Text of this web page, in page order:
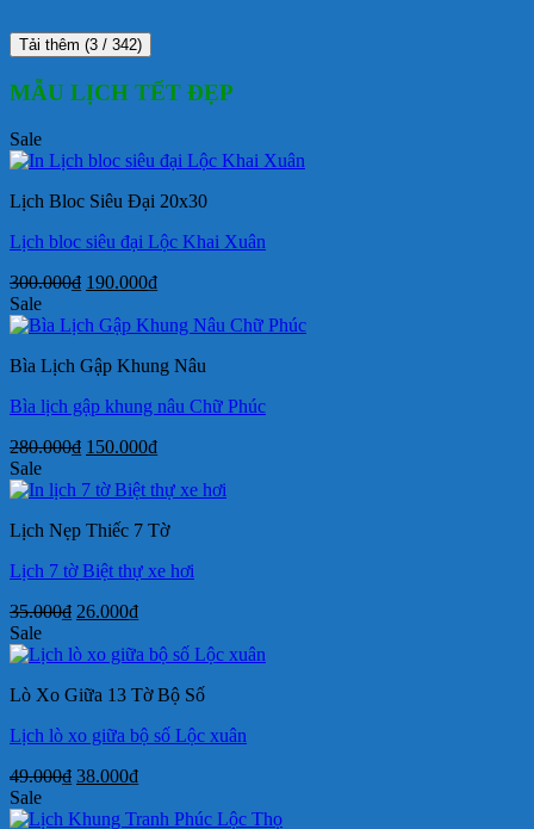
Tải thêm (3 / 342)
MẪU LỊCH TẾT ĐẸP
Sale
Lịch Bloc Siêu Đại 20x30
Lịch bloc siêu đại Lộc Khai Xuân
300.000₫ Giá
là:
190.000₫Giá
tại
190.000₫.
Sale
Bìa Lịch Gập Khung Nâu
Bìa lịch gập khung nâu Chữ Phúc
280.000₫ Giá
là:
150.000₫Giá
tại
150.000₫.
Sale
Lịch Nẹp Thiếc 7 Tờ
Lịch 7 tờ Biệt thự xe hơi
35.000₫ Giá
là:
26.000₫Giá
tại
26.000₫.
Sale
Lò Xo Giữa 13 Tờ Bộ Số
Lịch lò xo giữa bộ số Lộc xuân
49.000₫ Giá
là:
38.000₫Giá
tại
Sale